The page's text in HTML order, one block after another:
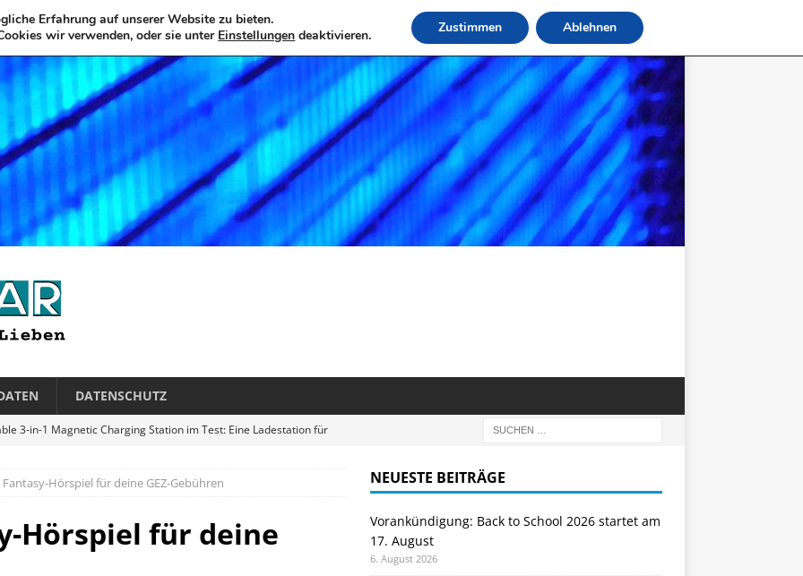
DATENSCHUTZ
3-in-1 Magnetic Charging Station im Test: Eine Ladestation für
sparen: Eve Thermostat macht die Fußbodenheizung smart
im Test: Mein Begleiter für Wacken 2026
Fantasy-Hörspiel für deine GEZ-Gebühren
Hörspiel für deine
NEUESTE BEITRÄGE
Vorankündigung: Back to School 2026 startet am
17. August
6. August 2026
Erfahrung auf unserer Website zu bieten.
wir verwenden, oder sie unter Einstellungen deaktivieren. Zustimmen Ablehnen